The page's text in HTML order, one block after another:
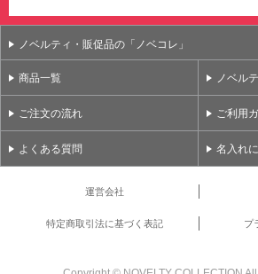
ノベルティ・販促品の「ノベコレ」
商品一覧 ノベル
ご注文の流れ ご利用
よくある質問 名入れ
運営会社
特定商取引法に基づく表記 プ